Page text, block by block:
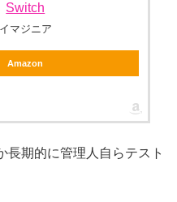
Switch
イマジニア
Amazon
長期的に管理人自らテスト